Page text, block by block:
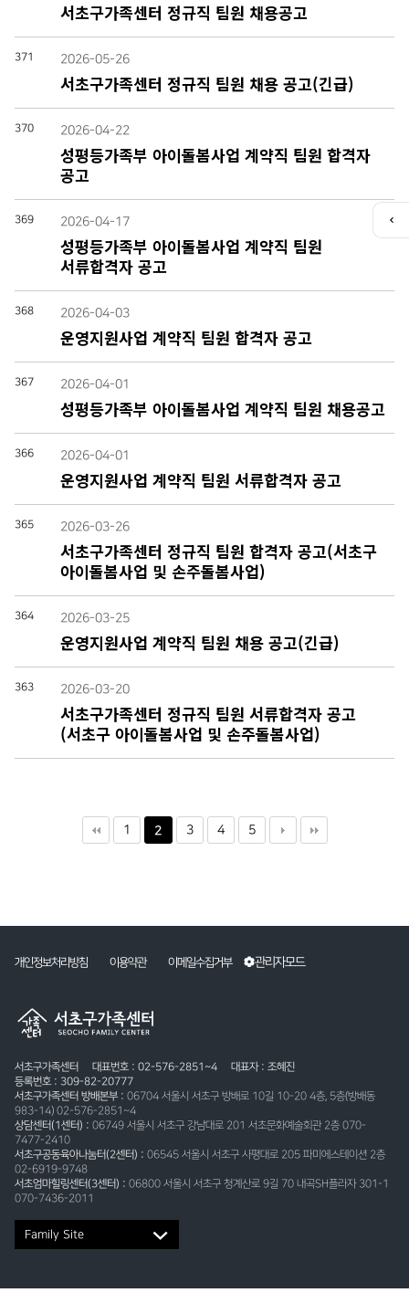
서초구가족센터 정규직 팀원 채용공고
371
서초구가족센터 정규직 팀원 채용 공고(긴급)
2026-05-26
370
성평등가족부 아이돌봄사업 계약직 팀원 합격자
공고
2026-04-22
369
성평등가족부 아이돌봄사업 계약직 팀원
서류합격자 공고
2026-04-17
368
운영지원사업 계약직 팀원 합격자 공고
2026-04-03
367
성평등가족부 아이돌봄사업 계약직 팀원 채용공고
2026-04-01
366
운영지원사업 계약직 팀원 서류합격자 공고
2026-04-01
365
서초구가족센터 정규직 팀원 합격자 공고(서초구
아이돌봄사업 및 손주돌봄사업)
2026-03-26
364
운영지원사업 계약직 팀원 채용 공고(긴급)
2026-03-25
363
서초구가족센터 정규직 팀원 서류합격자 공고
(서초구 아이돌봄사업 및 손주돌봄사업)
2026-03-20
1 2 3 4 5
개인정보처리방침 이용약관 이메일수집거부 관리자모드
서초구가족센터 대표번호 : 02-576-2851~4
대표자 : 조혜진
등록번호 : 309-82-20777
서초구가족센터 방배본부 : 06704 서울시 서초구 방배로 10길 10-20 4층, 5층(방배동
983-14) 02-576-2851~4
상담센터(1센터) : 06749 서울시 서초구 강남대로 201 서초문화예술회관 2층 070-
7477-2410
서초구공동육아나눔터(2센터) : 06545 서울시 서초구 사평대로 205 파미에스테이션 2층
02-6919-9748
서초엄마힐링센터(3센터) : 06800 서울시 서초구 청계산로 9길 70 내곡SH플라자 301-1
070-7436-2011
Family Site
퀵
메
기